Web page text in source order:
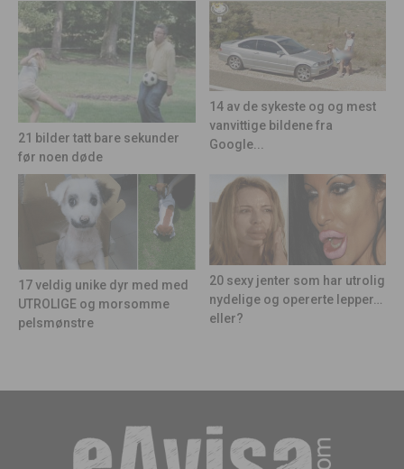
21 bilder tatt bare sekunder
før noen døde
14 av de sykeste og og mest
vanvittige bildene fra
Google...
17 veldig unike dyr med med
UTROLIGE og morsomme
pelsmønstre
20 sexy jenter som har utrolig
nydelige og opererte lepper…
eller?